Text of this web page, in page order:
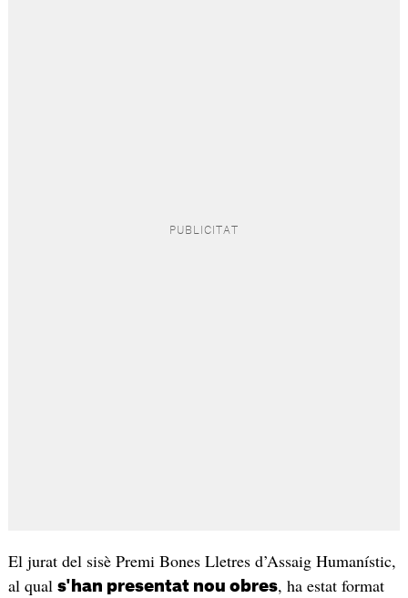
El jurat del sisè Premi Bones Lletres d’Assaig Humanístic,
al qual s'han presentat nou obres, ha estat format